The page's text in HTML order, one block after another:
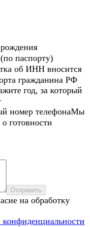
паспорту)
об ИНН вносится
гражданина РФ
год, за который
номер телефонаМы
готовности
Отправить
на обработку
конфиденциальности